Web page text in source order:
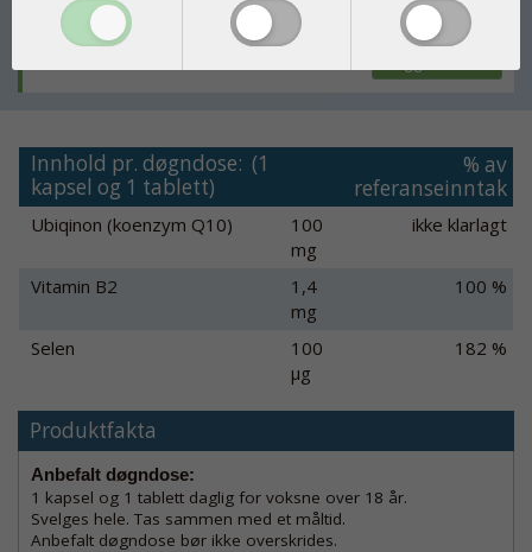
Innhold pr. døgndose: (1
kapsel og 1 tablett)
% av
referanseinntak
Ubiqinon (koenzym Q10)
100
mg
ikke klarlagt
Vitamin B2
1,4
mg
100 %
Selen
100
µg
182 %
Produktfakta
Anbefalt døgndose:
1 kapsel og 1 tablett daglig for voksne over 18 år.
Svelges hele. Tas sammen med et måltid.
Anbefalt døgndose bør ikke overskrides.